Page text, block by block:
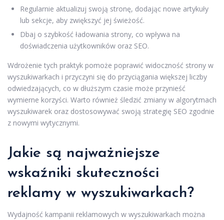
Regularnie aktualizuj swoją stronę, dodając nowe artykuły
lub sekcje, aby zwiększyć jej świeżość.
Dbaj o szybkość ładowania strony, co wpływa na
doświadczenia użytkowników oraz SEO.
Wdrożenie tych praktyk pomoże poprawić widoczność strony w
wyszukiwarkach i przyczyni się do przyciągania większej liczby
odwiedzających, co w dłuższym czasie może przynieść
wymierne korzyści. Warto również śledzić zmiany w algorytmach
wyszukiwarek oraz dostosowywać swoją strategię SEO zgodnie
z nowymi wytycznymi.
Jakie są najważniejsze
wskaźniki skuteczności
reklamy w wyszukiwarkach?
Wydajność kampanii reklamowych w wyszukiwarkach można